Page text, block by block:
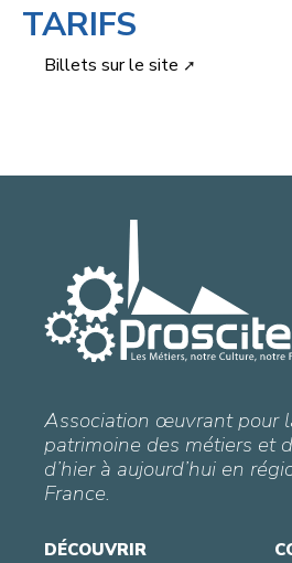
TARIFS
Billets sur le site
Association œuvrant pour
patrimoine des métiers et
d’hier à aujourd’hui en
France.
DÉCOUVRIR